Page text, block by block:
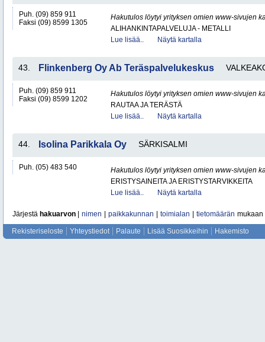
Puh. (09) 859 911
Faksi (09) 8599 1305
Hakutulos löytyi yrityksen omien www-sivujen
ALIHANKINTAPALVELUJA - METALLI
Lue lisää..
Näytä kartalla
43. Flinkenberg Oy Ab Teräspalvelukeskus
Puh. (09) 859 911
Faksi (09) 8599 1202
Hakutulos löytyi yrityksen omien www-sivujen
RAUTAA JA TERÄSTÄ
Lue lisää..
Näytä kartalla
44. Isolina Parikkala Oy SÄRKISALMI
Puh. (05) 483 540
Hakutulos löytyi yrityksen omien www-sivujen
ERISTYSAINEITA JA ERISTYSTARVIKKEITA
Lue lisää..
Näytä kartalla
Järjestä hakuarvon nimen paikkakunnan toimialan tietomäärän mukaan
Rekisteriseloste Yhteystiedot Palaute Lisää Suosikkeihin Hakemisto